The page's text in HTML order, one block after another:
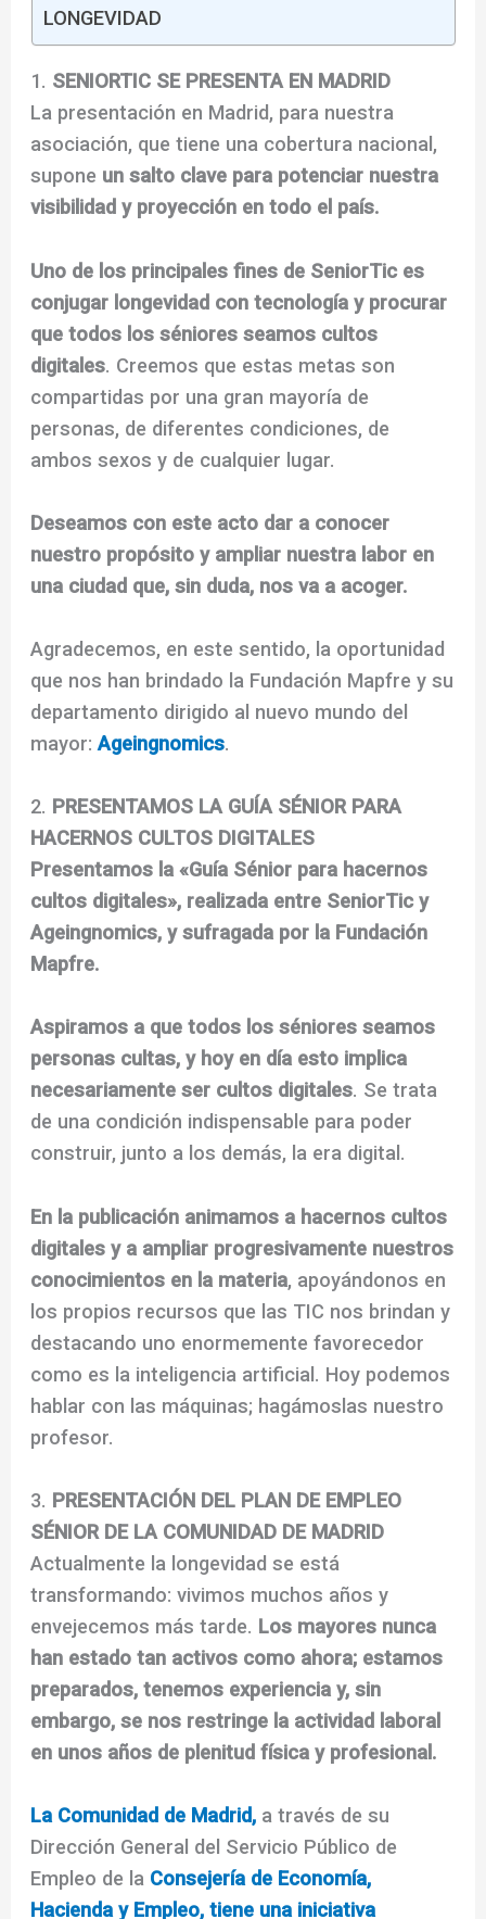
LONGEVIDAD
1. SENIORTIC SE PRESENTA EN MADRID
La presentación en Madrid, para nuestra
asociación, que tiene una cobertura nacional,
supone un salto clave para potenciar nuestra
visibilidad y proyección en todo el país.
Uno de los principales fines de SeniorTic es
conjugar longevidad con tecnología y procurar
que todos los séniores seamos cultos
digitales. Creemos que estas metas son
compartidas por una gran mayoría de
personas, de diferentes condiciones, de
ambos sexos y de cualquier lugar.
Deseamos con este acto dar a conocer
nuestro propósito y ampliar nuestra labor en
una ciudad que, sin duda, nos va a acoger.
Agradecemos, en este sentido, la oportunidad
que nos han brindado la Fundación Mapfre y su
departamento dirigido al nuevo mundo del
mayor:Ageingnomics.
2. PRESENTAMOS LA GUÍA SÉNIOR PARA
HACERNOS CULTOS DIGITALES
Presentamos la «Guía Sénior para hacernos
cultos digitales», realizada entre SeniorTic y
Ageingnomics, y sufragada por la Fundación
Mapfre.
Aspiramos a que todos los séniores seamos
personas cultas, y hoy en día esto implica
necesariamente ser cultos digitales. Se trata
de una condición indispensable para poder
construir, junto a los demás, la era digital.
En la publicación animamos a hacernos cultos
digitales y a ampliar progresivamente nuestros
conocimientos en la materia, apoyándonos en
los propios recursos que las TIC nos brindan y
destacando uno enormemente favorecedor
como es la inteligencia artificial. Hoy podemos
hablar con las máquinas; hagámoslas nuestro
profesor.
3. PRESENTACIÓN DEL PLAN DE EMPLEO
SÉNIOR DE LA COMUNIDAD DE MADRID
Actualmente la longevidad se está
transformando: vivimos muchos años y
envejecemos más tarde. Los mayores nunca
han estado tan activos como ahora; estamos
preparados, tenemos experiencia y, sin
embargo, se nos restringe la actividad laboral
en unos años de plenitud física y profesional.
La Comunidad de Madrid, a través de su
Dirección General del Servicio Público de
Empleo de la Consejería de Economía,
Hacienda y Empleo, tiene una iniciativa